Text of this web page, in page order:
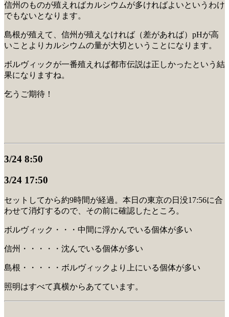
信州のものが殖えればカルシウムが多ければよいというわけ
でもないとなります。
島根が殖えて、信州が殖えなければ（差があれば）pHが高
いことよりカルシウムの量が大切ということになります。
ボルヴィックが一番殖えれば都市伝説は正しかったという結
果になりますね。
乞うご期待！
3/24 8:50
3/24 17:50
セットしてから約9時間が経過。本日の東京の日没17:56に合
わせて消灯するので、その前に確認したところ。
ボルヴィック・・・中間に浮かんでいる個体が多い
信州・・・・・沈んでいる個体が多い
島根・・・・・ボルヴィックより上にいる個体が多い
照明はすべて真横からあてています。